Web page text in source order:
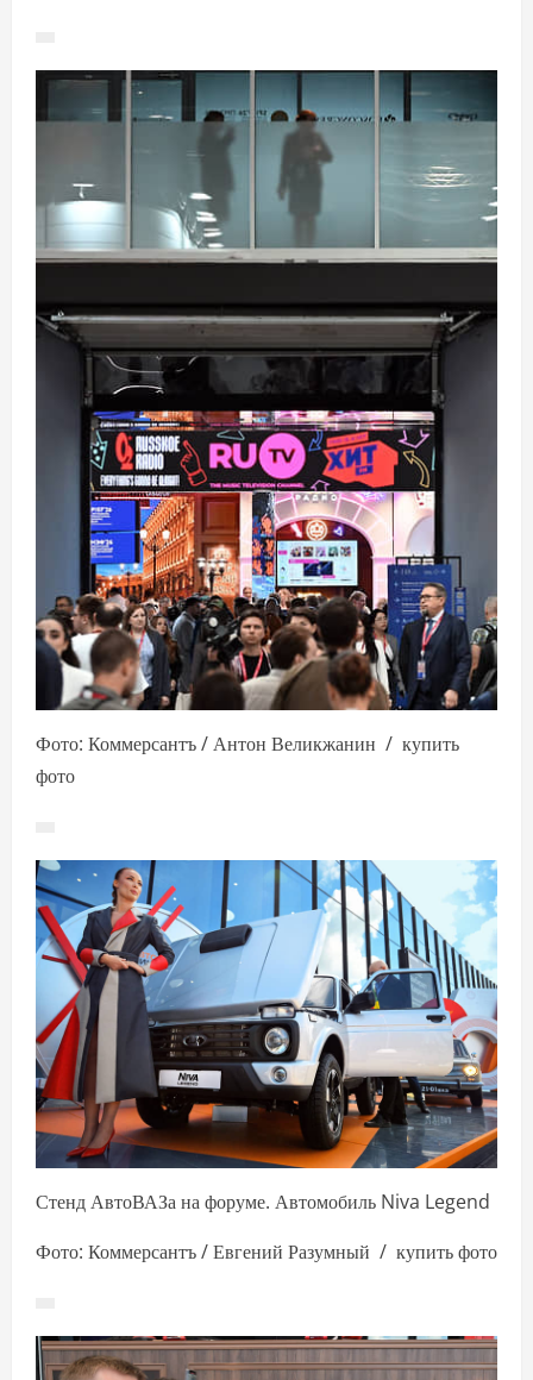
Фото: Коммерсантъ / Антон Великжанин / купить
фото
Стенд АвтоВАЗа на форуме. Автомобиль Niva Legend
Фото: Коммерсантъ / Евгений Разумный / купить фото